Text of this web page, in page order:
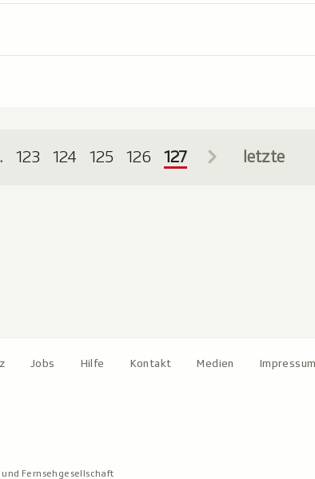
123 124 125 126 127 letzte
Jobs Hilfe Kontakt Medien Impressum
Fernsehgesellschaft